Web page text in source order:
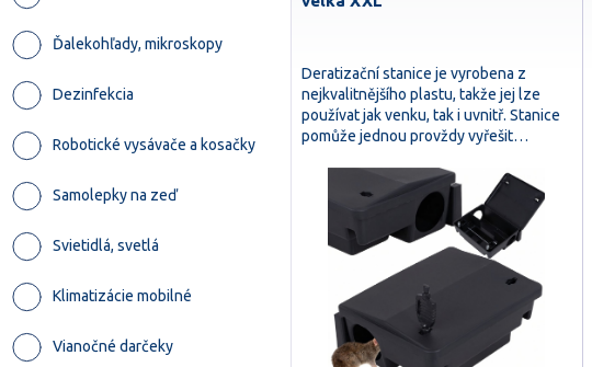
Ďalekohľady, mikroskopy
Dezinfekcia
Robotické vysávače a kosačky
Samolepky na zeď
Svietidlá, svetlá
Klimatizácie mobilné
Vianočné darčeky
Deratizační stanice je vyrobena z
nejkvalitnějšího plastu, takže jej lze
používat jak venku, tak i uvnitř. Stanice
pomůže jednou provždy vyřešit…